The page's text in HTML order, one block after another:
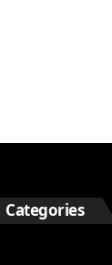
Categories